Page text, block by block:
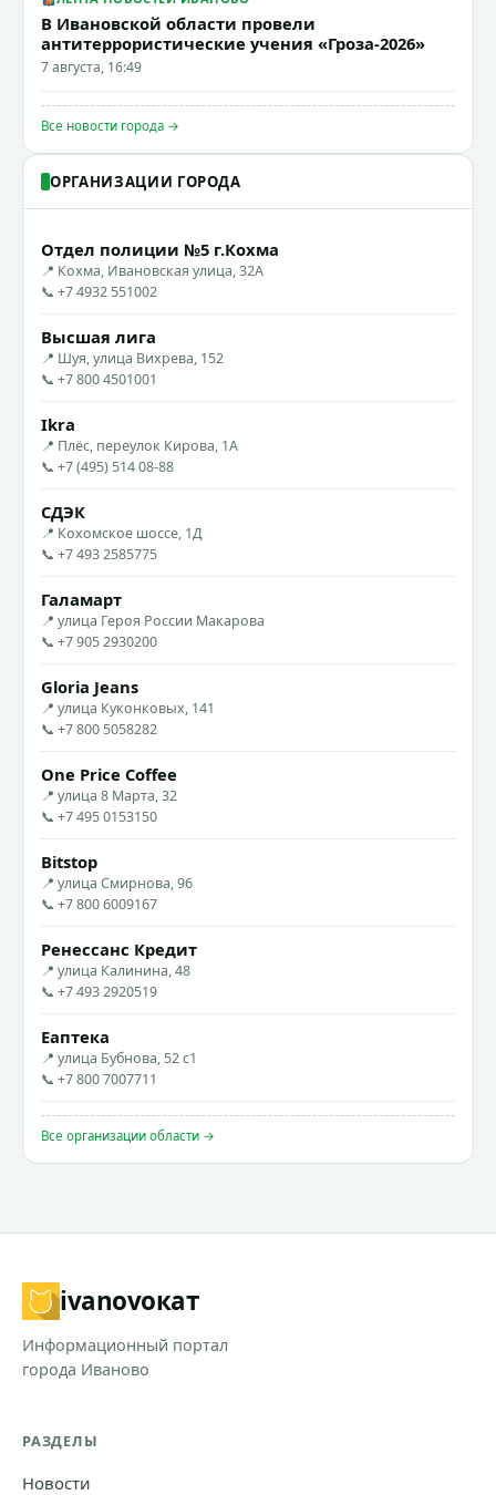
В Ивановской области провели
антитеррористические учения «Гроза-2026»
7 августа, 16:49
Все новости города →
ОРГАНИЗАЦИИ ГОРОДА
Отдел полиции №5 г.Кохма
📍 Кохма, Ивановская улица, 32А
📞 +7 4932 551002
Высшая лига
📍 Шуя, улица Вихрева, 152
📞 +7 800 4501001
Ikra
📍 Плёс, переулок Кирова, 1А
📞 +7 (495) 514 08-88
СДЭК
📍 Кохомское шоссе, 1Д
📞 +7 493 2585775
Галамарт
📍 улица Героя России Макарова
📞 +7 905 2930200
Gloria Jeans
📍 улица Куконковых, 141
📞 +7 800 5058282
One Price Coffee
📍 улица 8 Марта, 32
📞 +7 495 0153150
Bitstop
📍 улица Смирнова, 96
📞 +7 800 6009167
Ренессанс Кредит
📍 улица Калинина, 48
📞 +7 493 2920519
Еаптека
📍 улица Бубнова, 52 с1
📞 +7 800 7007711
Все организации области →
ivanovoкат
Информационный портал
города Иваново
РАЗДЕЛЫ
Новости